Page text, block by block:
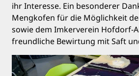
ihr Interesse. Ein besonderer
Mengkofen für die Möglichkeit
sowie dem Imkerverein Hofdorf-
freundliche Bewirtung mit Saft